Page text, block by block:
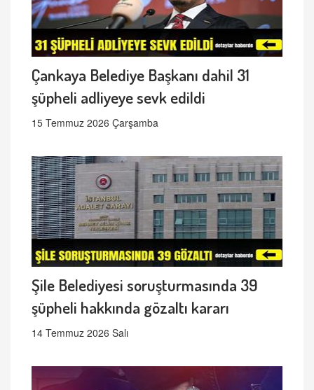
Çankaya Belediye Başkanı dahil 31
şüpheli adliyeye sevk edildi
15 Temmuz 2026 Çarşamba
Şile Belediyesi soruşturmasında 39
şüpheli hakkında gözaltı kararı
14 Temmuz 2026 Salı